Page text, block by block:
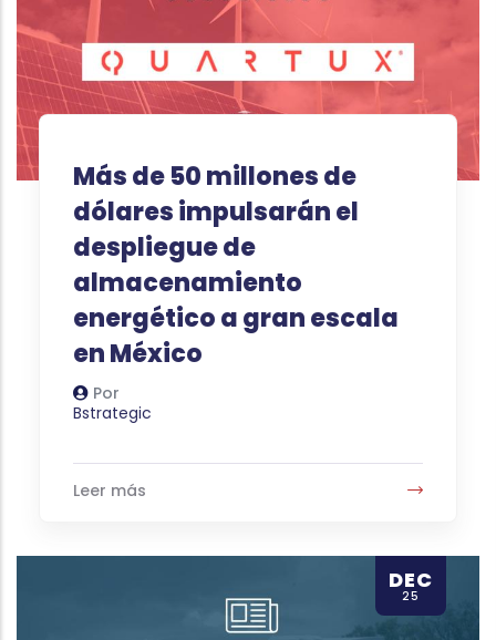
Más de 50 millones de
dólares impulsarán el
despliegue de
almacenamiento
energético a gran escala
en México
Por
Autor
Bstrategic
Leer más
DEC
25